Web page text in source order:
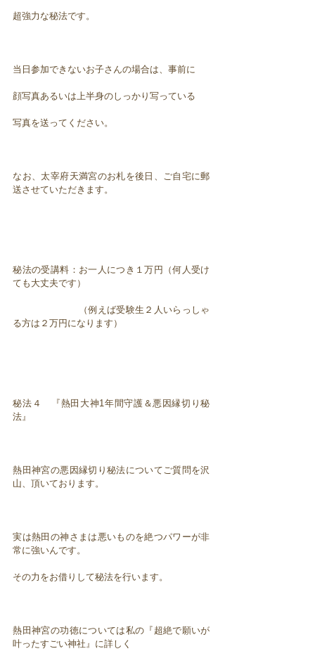
超強力な秘法です。
当日参加できないお子さんの場合は、事前に
顔写真あるいは上半身のしっかり写っている
写真を送ってください。
なお、太宰府天満宮のお札を後日、ご自宅に郵
送させていただきます。
秘法の受講料：お一人につき１万円（何人受け
ても大丈夫です）
（例えば受験生２人いらっしゃ
る方は２万円になります）
秘法４ 『熱田大神1年間守護＆悪因縁切り秘
法』
熱田神宮の悪因縁切り秘法についてご質問を沢
山、頂いております。
実は熱田の神さまは悪いものを絶つパワーが非
常に強いんです。
その力をお借りして秘法を行います。
熱田神宮の功徳については私の『超絶で願いが
叶ったすごい神社』に詳しく